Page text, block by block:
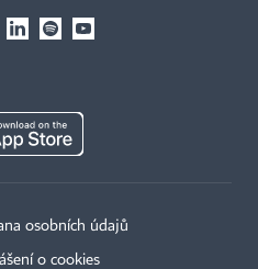
osobních údajů
o cookies